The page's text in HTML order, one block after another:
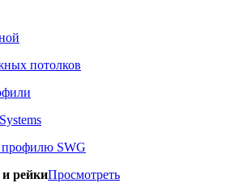
потолков
SWG
рейкиПросмотреть